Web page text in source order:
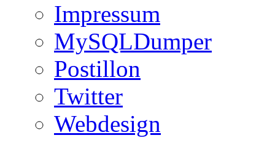
Impressum
MySQLDumper
Postillon
Twitter
Webdesign